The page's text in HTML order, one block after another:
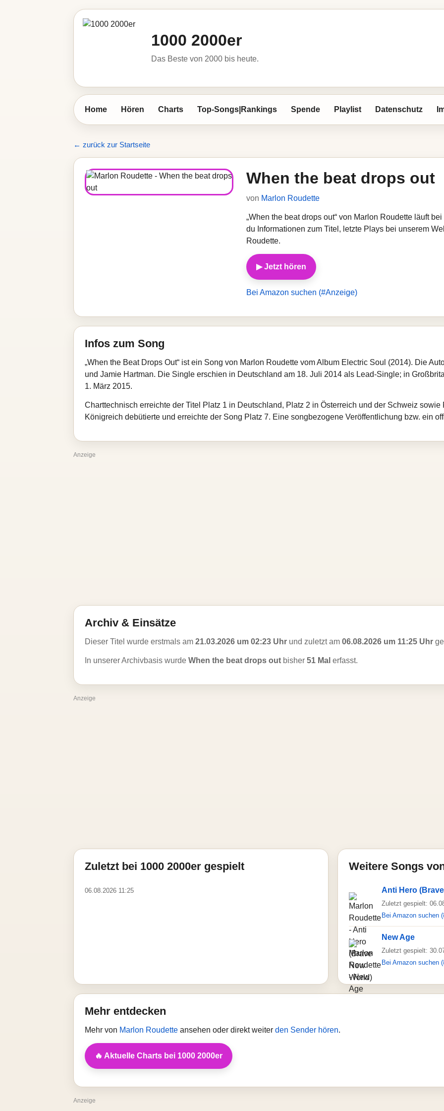
1000 2000er
Das Beste von 2000 bis heute.
Home Hören Charts Top-Songs|Rankings Spende Playlist Datenschutz
← zurück zur Startseite
When the beat drops out
von Marlon Roudette
„When the beat drops out“ von Marlon Roudette läuft
du Informationen zum Titel, letzte Plays bei unserem
Roudette.
▶ Jetzt hören
Bei Amazon suchen (#Anzeige)
Infos zum Song
„When the Beat Drops Out“ ist ein Song von Marlon Roudette vom Album Electric Soul (2014). Die
und Jamie Hartman. Die Single erschien in Deutschland am 18. Juli 2014 als Lead-Single; in
1. März 2015.
Charttechnisch erreichte der Titel Platz 1 in Deutschland, Platz 2 in Österreich und der Schweiz
Königreich debütierte und erreichte der Song Platz 7. Eine songbezogene Veröffentlichung bzw. ein
Anzeige
Archiv & Einsätze
Dieser Titel wurde erstmals am 21.03.2026 um 02:23 Uhr und zuletzt am 06.08.2026 um 11:25 Uhr
In unserer Archivbasis wurde When the beat drops out bisher 51 Mal erfasst.
Anzeige
Zuletzt bei 1000 2000er gespielt
06.08.2026 11:25
Weitere Songs
Anti Hero
Zuletzt gespielt:
Bei Amazon suchen
New Age
Zuletzt gespielt:
Bei Amazon suchen
Mehr entdecken
Mehr von Marlon Roudette ansehen oder direkt weiter den Sender hören.
🔥 Aktuelle Charts bei 1000 2000er
Anzeige